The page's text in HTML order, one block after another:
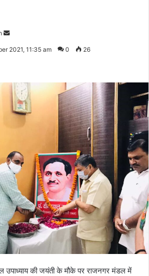
Send
2021, 11:35 am 0 26
उपाध्याय की जयंती के मौके पर राजनगर मंडल में